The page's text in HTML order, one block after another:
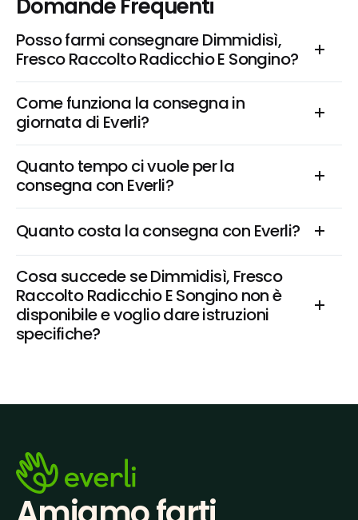
Domande Frequenti
Posso farmi consegnare Dimmidisì,
Fresco Raccolto Radicchio E Songino?
Come funziona la consegna in
giornata di Everli?
Quanto tempo ci vuole per la
consegna con Everli?
Quanto costa la consegna con Everli?
Cosa succede se Dimmidisì, Fresco
Raccolto Radicchio E Songino non è
disponibile e voglio dare istruzioni
specifiche?